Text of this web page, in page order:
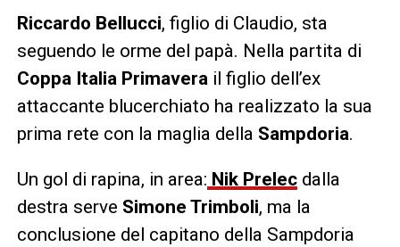
Riccardo Bellucci, figlio di Claudio, sta
seguendo le orme del papà. Nella partita di
Coppa Italia Primavera il figlio dell’ex
attaccante blucerchiato ha realizzato la sua
prima rete con la maglia della Sampdoria.
Un gol di rapina, in area: Nik Prelecdalla
destra serve Simone Trimboli, ma la
conclusione del capitano della Sampdoria